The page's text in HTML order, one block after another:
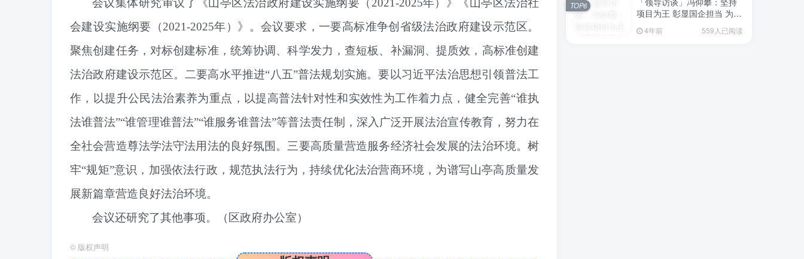
会议集体研究审议了《山亭区法治政府建设实施纲要（2021-2025年）》《山亭区法治社
会建设实施纲要（2021-2025年）》。会议要求， 一要高标准争创省级法治政府建设示范区。
聚焦创建任务，对标创建标准，统筹协调、科学发力，查短板、补漏洞、提质效，高标准创建
法治政府建设示范区。 二要高水平推进“八五”普法规划实施。要以习近平法治思想引领普法工
作，以提升公民法治素养为重点，以提高普法针对性和实效性为工作着力点，健全完善“谁执
法谁普法”“谁管理谁普法”“谁服务谁普法”等普法责任制，深入广泛开展法治宣传教育，努力在
全社会营造尊法学法守法用法的良好氛围。 三要高质量营造服务经济社会发展的法治环境。 树
牢“规矩”意识，加强依法行政，规范执法行为，持续优化法治营商环境，为谱写山亭高质量发
展新篇章营造良好法治环境。
会议还研究了其他事项。
（区政府办公室）
© 版权声明
项目为王 彰显国企担当 为全
点项目建设贡献“交发力量”
4年前 559人已阅读
TOP6